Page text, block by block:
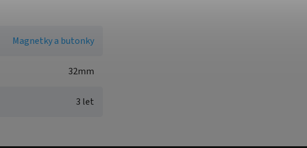
Magnetky a butonky
32mm
3 let